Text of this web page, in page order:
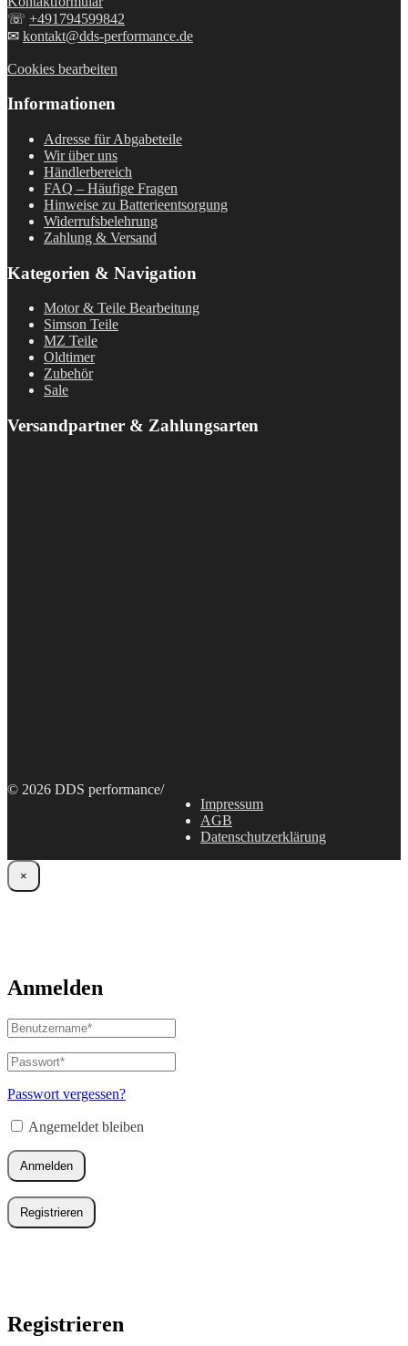
☏ +491794599842
✉ kontakt@dds-performance.de
Cookies bearbeiten
Informationen
Adresse für Abgabeteile
Wir über uns
Händlerbereich
FAQ – Häufige Fragen
Hinweise zu Batterieentsorgung
Widerrufsbelehrung
Zahlung & Versand
Kategorien & Navigation
Motor & Teile Bearbeitung
Simson Teile
MZ Teile
Oldtimer
Zubehör
Sale
Versandpartner & Zahlungsarten
© 2026 DDS performance/
Impressum
AGB
Datenschutzerklärung
×
Anmelden
Benutzername
oder
E-
Mail-
Adresse*
Passwort*
Erforderlich
Passwort vergessen?
Angemeldet bleiben
Anmelden
Registrieren
Registrieren